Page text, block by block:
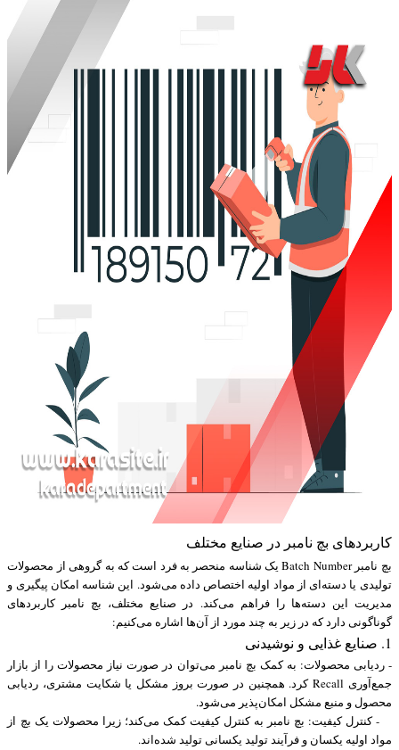
کاربردهای بچ نامبر در صنایع مختلف
بچ نامبر Batch Number یک شناسه منحصر به فرد است که به گروهی از محصولات
تولیدی یا دسته‌ای از مواد اولیه اختصاص داده می‌شود. این شناسه امکان پیگیری و
مدیریت این دسته‌ها را فراهم می‌کند. در صنایع مختلف، بچ نامبر کاربردهای
گوناگونی دارد که در زیر به چند مورد از آن‌ها اشاره می‌کنیم:
1. صنایع غذایی و نوشیدنی
- ردیابی محصولات: به کمک بچ نامبر می‌توان در صورت نیاز محصولات را از بازار
جمع‌آوری Recall کرد. همچنین در صورت بروز مشکل یا شکایت مشتری، ردیابی
محصول و منبع مشکل امکان‌پذیر می‌شود.
- کنترل کیفیت: بچ نامبر به کنترل کیفیت کمک می‌کند؛ زیرا محصولات یک بچ از
مواد اولیه یکسان و فرآیند تولید یکسانی تولید شده‌اند.